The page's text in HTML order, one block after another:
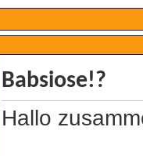
Babsiose!?
Hallo